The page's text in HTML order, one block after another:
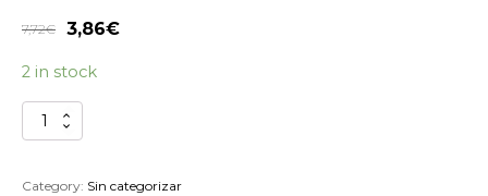
7,72€ 3,86€
2 in stock
TORNILLO
PALANCA
APRILIA
Category: Sin categorizar